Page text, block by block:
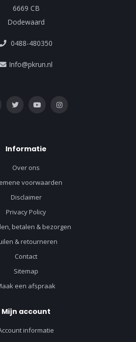
6669 CB
Dodewaard
0488-480350
Info@pkrun.nl
Informatie
Over ons
voorwaarden
Disclaimer
Privacy Policy
betalen & bezorgen
& retourneren
Contact
Sitemap
een afspraak
Mijn account
informatie